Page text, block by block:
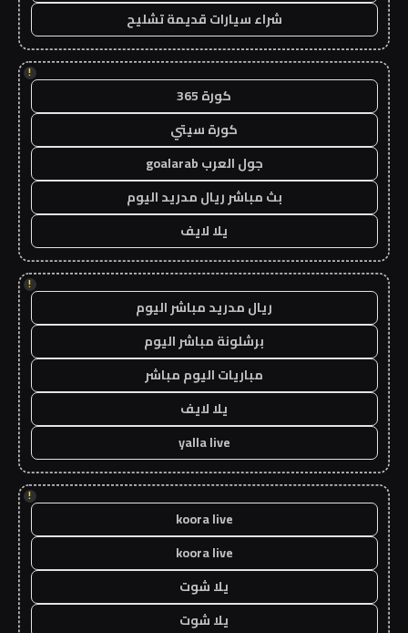
شراء سيارات قديمة تشليح
!
كورة 365
كورة سيتي
جول العرب goalarab
بث مباشر ريال مدريد اليوم
يلا لايف
!
ريال مدريد مباشر اليوم
برشلونة مباشر اليوم
مباريات اليوم مباشر
يلا لايف
yalla live
!
koora live
koora live
يلا شوت
يلا شوت